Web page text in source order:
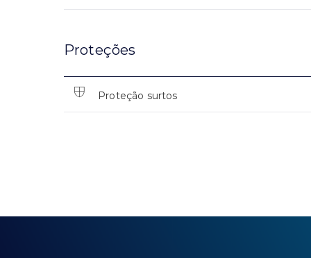
Proteções
Proteção surtos